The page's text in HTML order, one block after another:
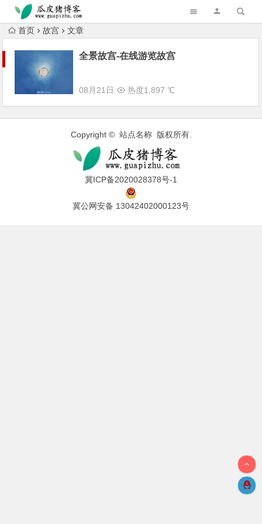
跳转到主内容
首页 故宫 文章
全景故宫-在线游览故宫
08月21日 热度1,897 ℃
Copyright © 站点名称 版权所有.
冀ICP备2020028378号-1
冀公网安备 13042402000123号